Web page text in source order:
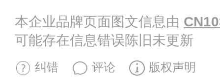
本企业品牌页面图文信息由
可能存在信息错误陈旧未更新
纠错 评论 版权声明